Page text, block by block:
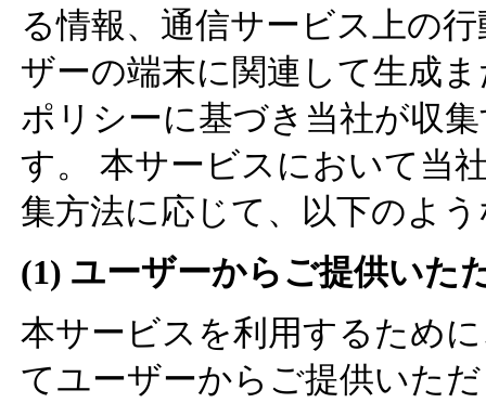
る情報、通信サービス上の
ザーの端末に関連して生成
ポリシーに基づき当社が収
す。 本サービスにおいて当
集方法に応じて、以下のよ
(1) ユーザーからご提供いた
本サービスを利用するため
てユーザーからご提供いた